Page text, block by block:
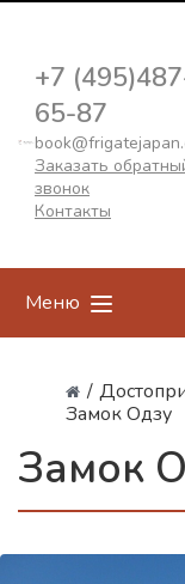
+7
65-87
Заказать
звонок
Контакты
Меню
/
Замок Одзу
Замок